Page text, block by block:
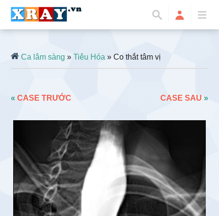
Ca lâm sàng »Tiêu Hóa » Co thắt tâm vị
«CASE TRƯỚC CASE SAU »